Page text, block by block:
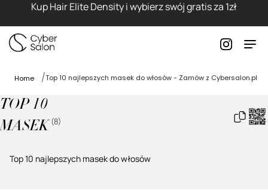
Kup Hair Elite Density i wybierz swój gratis za 1zł
Home Top 10 najlepszych masek do włosów - Zamów z Cybersalon.pl
TOP 10
MASEK (8)
Top 10 najlepszych masek do włosów